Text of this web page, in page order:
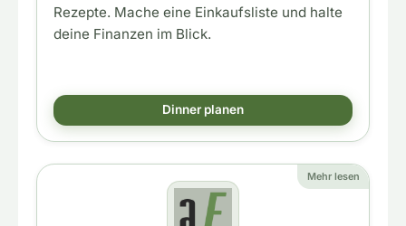
Rezepte. Mache eine Einkaufsliste und halte
deine Finanzen im Blick.
Dinner planen
Mehr lesen